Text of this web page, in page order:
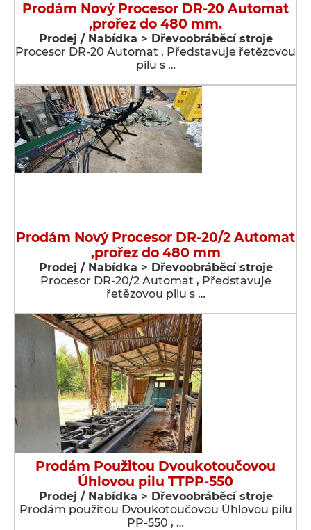
Prodám Nový Procesor DR-20 Automat
,prořez do 480 mm.
Prodej / Nabídka > Dřevoobráběcí stroje
Procesor DR-20 Automat , Představuje řetězovou
pilu s …
Prodám Nový Procesor DR-20/2 Automat
,prořez do 480 mm
Prodej / Nabídka > Dřevoobráběcí stroje
Procesor DR-20/2 Automat , Představuje
řetězovou pilu s …
Prodám Použitou Dvoukotoučovou
Úhlovou pilu TTPP-550
Prodej / Nabídka > Dřevoobráběcí stroje
Prodám použitou Dvoukotoučovou Úhlovou pilu
PP-550 , …